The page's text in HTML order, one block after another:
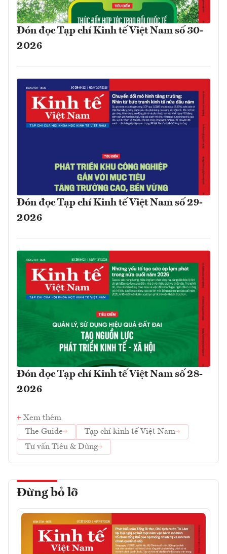
Đón đọc Tạp chí Kinh tế Việt Nam số 30-
2026
Đón đọc Tạp chí Kinh tế Việt Nam số 29-
2026
Đón đọc Tạp chí Kinh tế Việt Nam số 28-
2026
Xem thêm
The Guide
Tạp chí kinh tế Việt Nam
Tư vấn Tiêu & Dùng
Đừng bỏ lỡ